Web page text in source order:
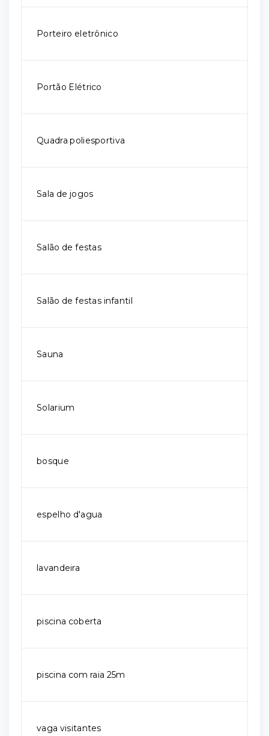
Porteiro eletrônico
Portão Elétrico
Quadra poliesportiva
Sala de jogos
Salão de festas
Salão de festas infantil
Sauna
Solarium
bosque
espelho d'agua
lavandeira
piscina coberta
piscina com raia 25m
vaga visitantes